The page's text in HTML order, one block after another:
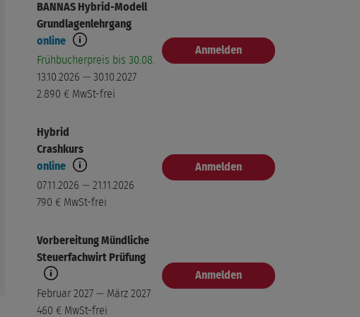
BANNAS Hybrid-Modell
Grundlagenlehrgang
online
Frühbucherpreis bis 30.08.
13.10.2026 — 30.10.2027
2.890 € MwSt-frei
Anmelden
Hybrid
Crashkurs
online
07.11.2026 — 21.11.2026
790 € MwSt-frei
Anmelden
Vorbereitung Mündliche
Steuerfachwirt Prüfung
Februar 2027 — März 2027
460 € MwSt-frei
Anmelden